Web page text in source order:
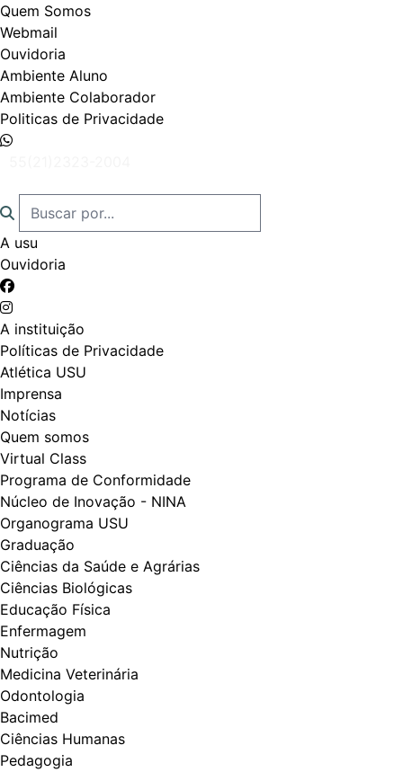
Quem Somos
Webmail
Ouvidoria
Ambiente Aluno
Ambiente Colaborador
Politicas de Privacidade
A usu
Ouvidoria
A instituição
Políticas de Privacidade
Atlética USU
Imprensa
Notícias
Quem somos
Virtual Class
Programa de Conformidade
Núcleo de Inovação - NINA
Organograma USU
Graduação
Ciências da Saúde e Agrárias
Ciências Biológicas
Educação Física
Enfermagem
Nutrição
Medicina Veterinária
Odontologia
Bacimed
Ciências Humanas
Pedagogia